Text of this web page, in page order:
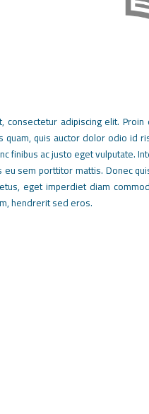
consectetur adipiscing elit.
quam, quis auctor dolor odio id
finibus ac justo eget vulputate.
eu sem porttitor mattis. Donec
eget imperdiet diam
hendrerit sed eros.